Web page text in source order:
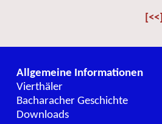
[<<]
Allgemeine Informationen
Vierthäler
Bacharacher Geschichte
Downloads